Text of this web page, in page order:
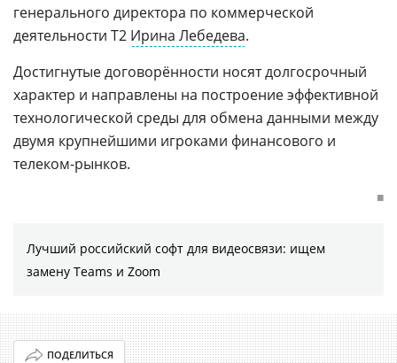
генерального директора по коммерческой
деятельности Т2 Ирина Лебедева.
Достигнутые договорённости носят долгосрочный
характер и направлены на построение эффективной
технологической среды для обмена данными между
двумя крупнейшими игроками финансового и
телеком-рынков.
■
Лучший российский софт для видеосвязи: ищем
замену Teams и Zoom
ПОДЕЛИТЬСЯ